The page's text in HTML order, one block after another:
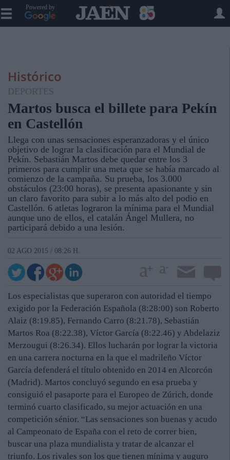
Powered by
Histórico
DEPORTES
Martos busca el billete para Pekín
en Castellón
Llega con unas sensaciones esperanzadoras y el único
objetivo de lograr la clasificación para el Mundial de
Pekín. Sebastián Martos debe quedar entre los 3
primeros para cumplir una meta que se había marcado al
comienzo de la campaña. Su prueba, los 3.000
obstáculos (23:00 horas), se presenta apasionante y sin
un claro favorito para subir a lo más alto del podio en
Castellón. 6 atletas lograron la mínima para el Mundial
aunque uno de ellos, el catalán Ángel Mullera, no
participará debido a una lesión.
02 AGO 2015 / 08:26 H.
Los especialistas que superaron con autoridad el tiempo
exigido por la Federación Española (8:28:00) son Roberto
Alaiz (8:19.85), Fernando Carro (8:21.78), Sebastián
Martos Roa (8:22.38), Víctor García (8:22.46) y Abdelaziz
Merzougui (8:26.34). Ellos lucharán por lograr la victoria
en una carrera nocturna en la que el madrileño Víctor
García defenderá el título obtenido en 2014 en Alcorcón
(Madrid). Martos concluyó segundo en esa prueba y
consiguió el pasaporte para el Europeo de Zúrich, donde
terminó cuarto clasificado, su mejor actuación en una
competición sénior. “Las sensaciones son buenas y acudo
al Campeonato de España con el reto de correr bien,
buscar una plaza mundialista y tratar de alcanzar el
triunfo. Los rivales son los que tienen mínima y auguro